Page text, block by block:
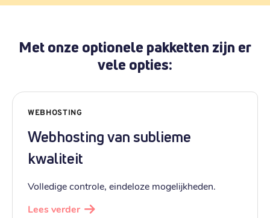
Met onze optionele pakketten zijn er
vele opties:
WEBHOSTING
Webhosting van sublieme
kwaliteit
Volledige controle, eindeloze mogelijkheden.
Lees verder